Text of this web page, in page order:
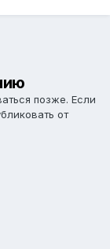
позже. Если
от